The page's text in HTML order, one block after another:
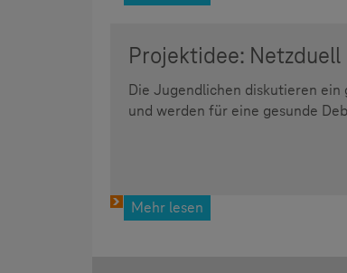
Projektidee: Netzduell
Die Jugendlichen diskutieren
und werden für eine gesunde
Mehr lesen